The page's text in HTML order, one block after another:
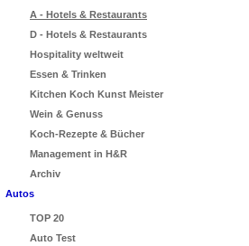
A - Hotels & Restaurants
D - Hotels & Restaurants
Hospitality weltweit
Essen & Trinken
Kitchen Koch Kunst Meister
Wein & Genuss
Koch-Rezepte & Bücher
Management in H&R
Archiv
Autos
TOP 20
Auto Test